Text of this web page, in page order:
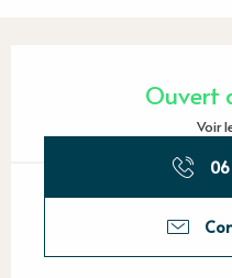
Ouvert
Voir